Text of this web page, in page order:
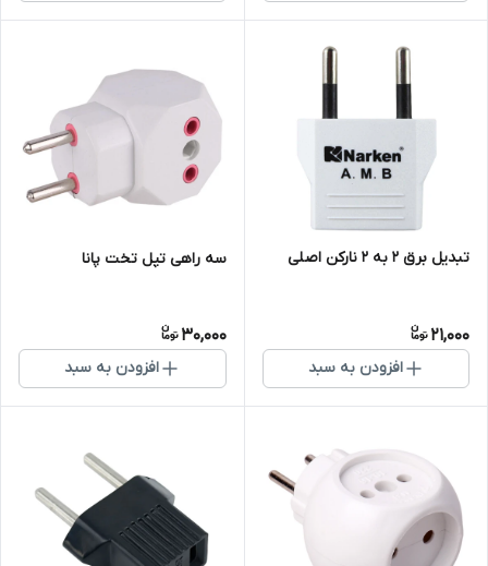
تبدیل برق 2 به 2 نارکن اصلی
21,000
افزودن به سبد
سه راهی تپل تخت پانا
30,000
افزودن به سبد